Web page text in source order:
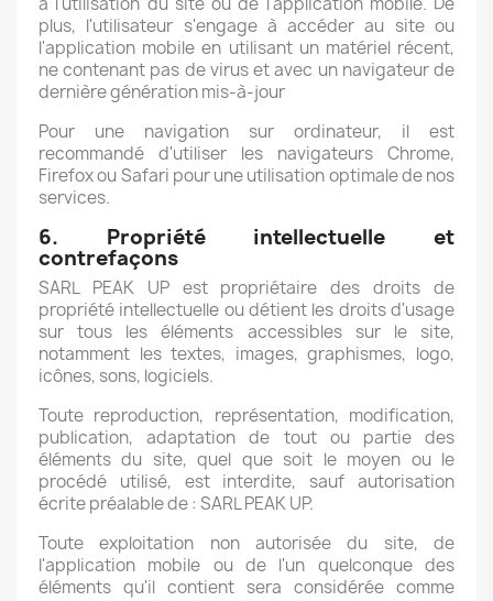
plus, l'utilisateur s'engage à accéder au site ou
l'application mobile en utilisant un matériel récent,
ne contenant pas de virus et avec un navigateur de
dernière génération mis-à-jour
Pour une navigation sur ordinateur, il est
recommandé d'utiliser les navigateurs Chrome,
Firefox ou Safari pour une utilisation optimale de nos
services.
6. Propriété intellectuelle et
contrefaçons
SARL PEAK UP est propriétaire des droits de
propriété intellectuelle ou détient les droits d'usage
sur tous les éléments accessibles sur le site,
notamment les textes, images, graphismes, logo,
icônes, sons, logiciels.
Toute reproduction, représentation, modification,
publication, adaptation de tout ou partie des
éléments du site, quel que soit le moyen ou le
procédé utilisé, est interdite, sauf autorisation
écrite préalable de : SARL PEAK UP.
Toute exploitation non autorisée du site, de
l'application mobile ou de l'un quelconque des
éléments qu'il contient sera considérée comme